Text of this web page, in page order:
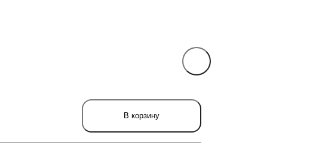
В корзину
Тут появятся товары, которые вы закажете.